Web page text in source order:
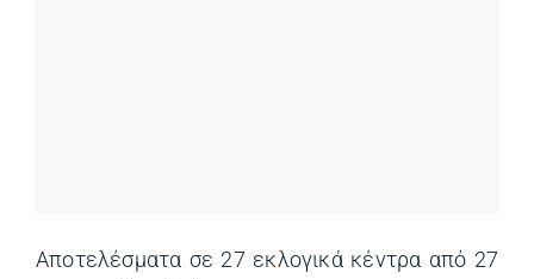
Αποτελέσματα σε 27 εκλογικά κέντρα από 27